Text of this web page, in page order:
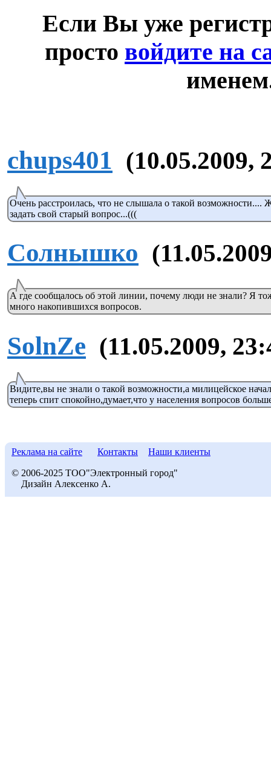
Если Вы уже
просто войдите на
chups401 (10.05.2009,
Очень расстроилась, что не слышала о такой возможности....
задать свой старый вопрос...(((
Солнышко
А где сообщалось об этой линии, почему люди не знали? Я
много накопившихся вопросов.
SolnZe (11.05.2009,
Видите,вы не знали о такой возможности,а милицейское
теперь спит спокойно,думает,что у населения вопросов
Реклама на сайте Контакты Наши клиенты
© 2006-2025 ТОО"Электронный город"
Дизайн Алексенко А.